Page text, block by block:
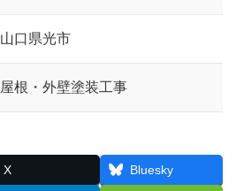
山口県光市
屋根・外壁塗装工事
X Bluesky